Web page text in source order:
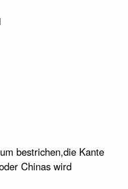
bestrichen,die Kante
Chinas wird